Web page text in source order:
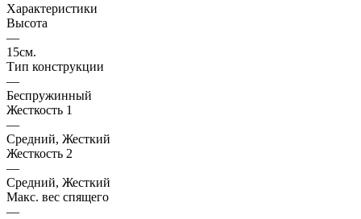
Характеристики
Высота
—
15см.
Тип конструкции
—
Беспружинный
Жесткость 1
—
Средний, Жесткий
Жесткость 2
—
Средний, Жесткий
Макс. вес спящего
—